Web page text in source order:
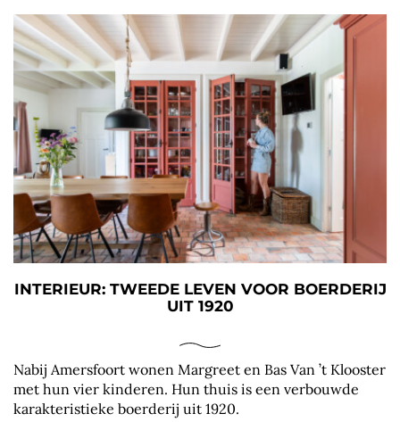
INTERIEUR: TWEEDE LEVEN VOOR BOERDERIJ
UIT 1920
Nabij Amersfoort wonen Margreet en Bas Van ’t Klooster
met hun vier kinderen. Hun thuis is een verbouwde
karakteristieke boerderij uit 1920.